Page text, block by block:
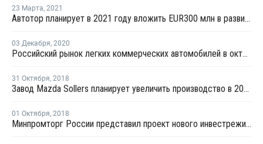
23 Марта, 2021
Автотор планирует в 2021 году вложить EUR300 млн в развитие производства
03 Декабря, 2020
Российский рынок легких коммерческих автомобилей в октябре занял шестое место в Европе
31 Октября, 2018
Завод Mazda Sollers планирует увеличить производство в 2018 году почти на 30%
01 Октября, 2018
Минпромторг России представил проект нового инвестрежима для автопрома